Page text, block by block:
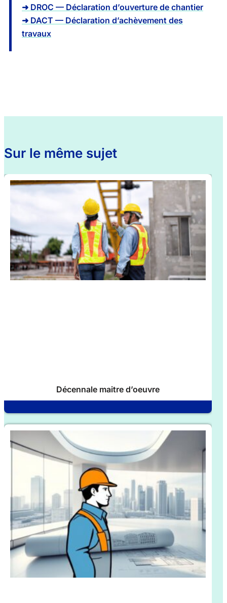
➜ DROC — Déclaration d’ouverture de chantier
➜ DACT — Déclaration d’achèvement des
travaux
Sur le même sujet
Décennale maitre d’oeuvre